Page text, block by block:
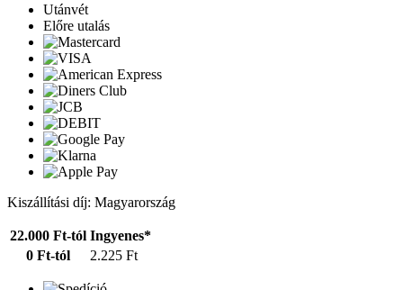
Utánvét
Előre utalás
Kiszállítási díj: Magyarország
22.000 Ft-tól Ingyenes*
0 Ft-tól
2.225 Ft